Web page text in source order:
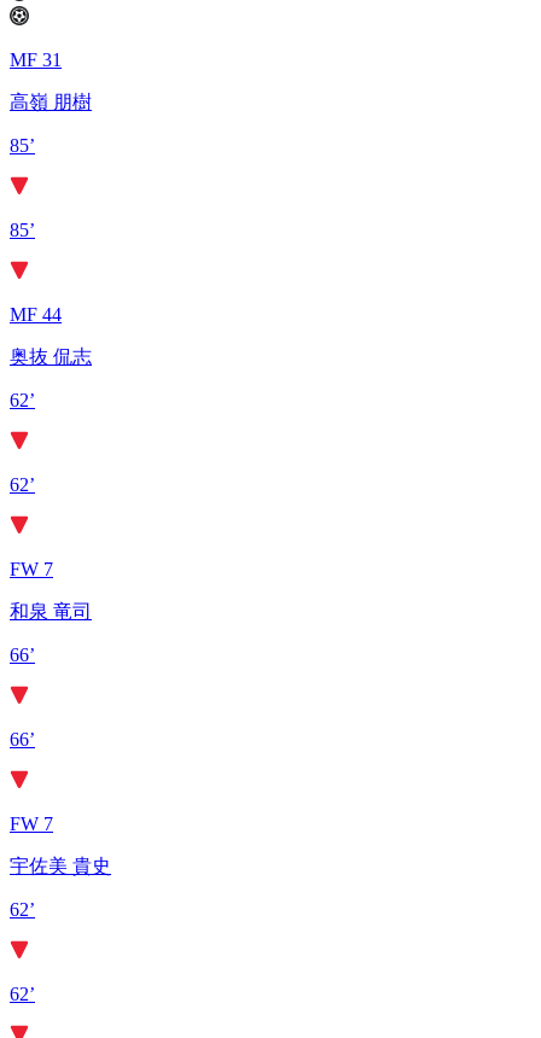
MF 31
高嶺 朋樹
85’
85’
MF 44
奥抜 侃志
62’
62’
FW 7
和泉 竜司
66’
66’
FW 7
宇佐美 貴史
62’
62’